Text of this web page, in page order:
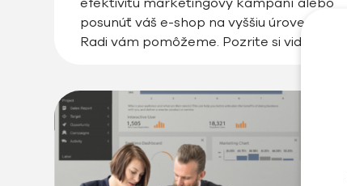
posunúť váš e-shop na vyššiu úroveň?
Radi vám pomôžeme. Pozrite si video
rozumom a plánom Založiť e-shop […]